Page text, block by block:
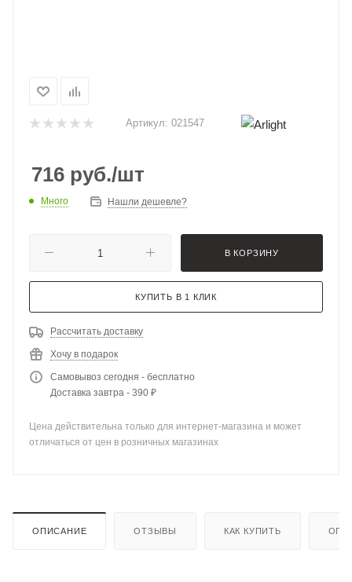
Артикул: 021547
716 руб./шт
Много Нашли дешевле?
В КОРЗИНУ
КУПИТЬ В 1 КЛИК
Рассчитать доставку
Хочу в подарок
Самовывоз сегодня - бесплатно
Доставка завтра - 390 ₽
Цена действительна только для интернет-магазина и может
отличаться от цен в розничных магазинах
ОПИСАНИЕ ОТЗЫВЫ КАК КУПИТЬ